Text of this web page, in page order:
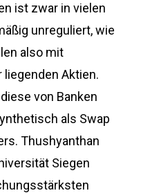
ist zwar in vielen
unreguliert, wie
also mit
Aktien.
von Banken
als Swap
Thushyanthan
Siegen